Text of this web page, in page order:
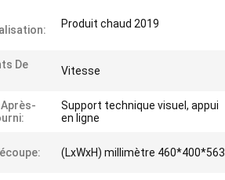
Produit chaud 2019
De
Vitesse
Après-
Support technique visuel, appui
en ligne
(LxWxH) millimètre 460*400*563